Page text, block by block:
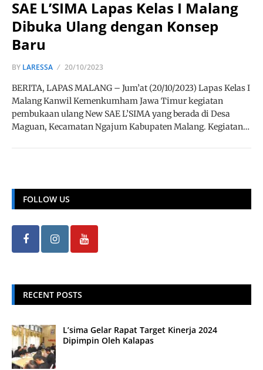
SAE L’SIMA Lapas Kelas I Malang
Dibuka Ulang dengan Konsep
Baru
BY LARESSA 20/10/2023
BERITA, LAPAS MALANG – Jum’at (20/10/2023) Lapas Kelas I
Malang Kanwil Kemenkumham Jawa Timur kegiatan
pembukaan ulang New SAE L’SIMA yang berada di Desa
Maguan, Kecamatan Ngajum Kabupaten Malang. Kegiatan…
FOLLOW US
RECENT POSTS
L’sima Gelar Rapat Target Kinerja 2024
Dipimpin Oleh Kalapas